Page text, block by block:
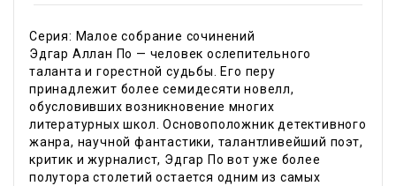
Серия: Малое собрание сочинений
Эдгар Аллан По — человек ослепительного
таланта и горестной судьбы. Его перу
принадлежит более семидесяти новелл,
обусловивших возникновение многих
литературных школ. Основоположник детективного
жанра, научной фантастики, талантливейший поэт,
критик и журналист, Эдгар По вот уже более
полутора столетий остается одним из самых